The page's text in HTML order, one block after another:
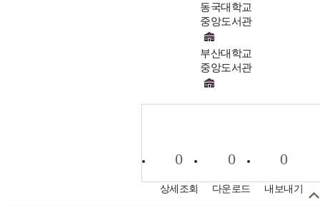
동국대학교
중앙도서관
부산대학교
중앙도서관
0
상세조회
0
다운로드
0
내보내기